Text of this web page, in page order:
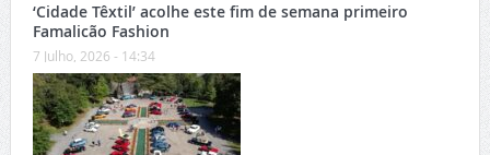
‘Cidade Têxtil’ acolhe este fim de semana primeiro
Famalicão Fashion
7 Julho, 2026 - 14:34